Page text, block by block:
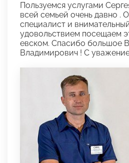
Пользуемся услугами
всей семьей очень давно .
специалист и
удовольствием посещаем
евском. Cпасибо большое
Владимирович ! С